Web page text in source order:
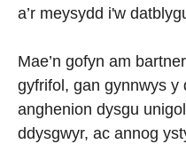
a’r meysydd i'w
Mae’n gofyn am
gyfrifol, gan gynnwys y
anghenion dysgu
ddysgwyr, ac annog